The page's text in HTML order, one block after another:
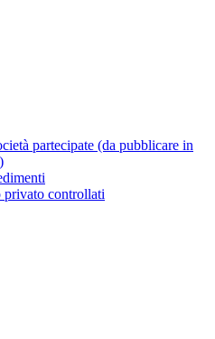
partecipate (da pubblicare in
controllati